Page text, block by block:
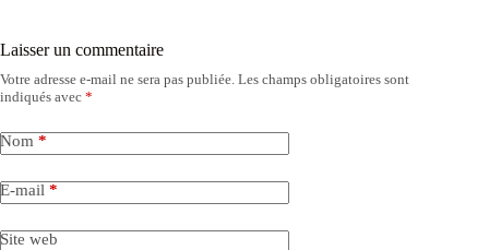
Laisser un commentaire
Votre adresse e-mail ne sera pas publiée. Les champs obligatoires sont
indiqués avec *
Nom *
E-mail *
Site web